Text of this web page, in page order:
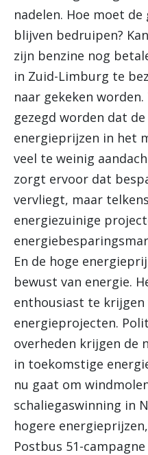
nadelen. Hoe moet
blijven bedruipen?
zijn benzine nog
in Zuid-Limburg te
naar gekeken
gezegd worden dat
energieprijzen in het
veel te weinig
zorgt ervoor dat
vervliegt, maar
energiezuinige
En de hoge
bewust van energie.
enthousiast te krijgen
energieprojecten.
overheden krijgen de
in toekomstige
nu gaat om
schaliegaswinning in
hogere
Postbus 51-